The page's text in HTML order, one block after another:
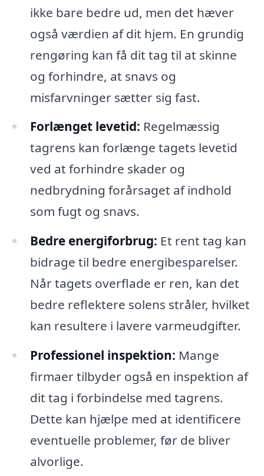
ikke bare bedre ud, men det hæver
også værdien af dit hjem. En grundig
rengøring kan få dit tag til at skinne
og forhindre, at snavs og
misfarvninger sætter sig fast.
Forlænget levetid: Regelmæssig
tagrens kan forlænge tagets levetid
ved at forhindre skader og
nedbrydning forårsaget af indhold
som fugt og snavs.
Bedre energiforbrug: Et rent tag kan
bidrage til bedre energibesparelser.
Når tagets overflade er ren, kan det
bedre reflektere solens stråler, hvilket
kan resultere i lavere varmeudgifter.
Professionel inspektion: Mange
firmaer tilbyder også en inspektion af
dit tag i forbindelse med tagrens.
Dette kan hjælpe med at identificere
eventuelle problemer, før de bliver
alvorlige.